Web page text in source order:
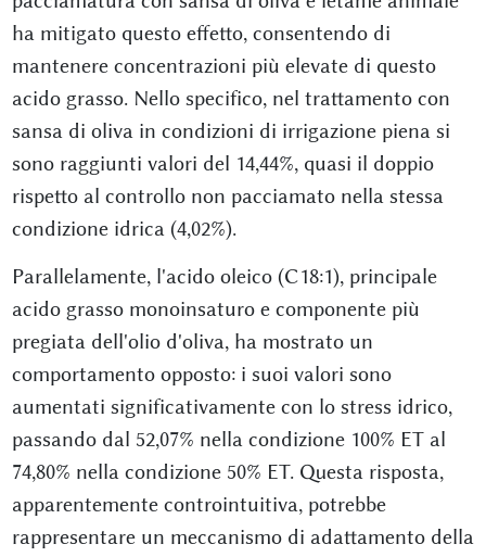
ha mitigato questo effetto, consentendo di
mantenere concentrazioni più elevate di questo
acido grasso. Nello specifico, nel trattamento con
sansa di oliva in condizioni di irrigazione piena si
sono raggiunti valori del 14,44%, quasi il doppio
rispetto al controllo non pacciamato nella stessa
condizione idrica (4,02%).
Parallelamente, l'acido oleico (C18:1), principale
acido grasso monoinsaturo e componente più
pregiata dell'olio d'oliva, ha mostrato un
comportamento opposto: i suoi valori sono
aumentati significativamente con lo stress idrico,
passando dal 52,07% nella condizione 100% ET al
74,80% nella condizione 50% ET. Questa risposta,
apparentemente controintuitiva, potrebbe
rappresentare un meccanismo di adattamento della